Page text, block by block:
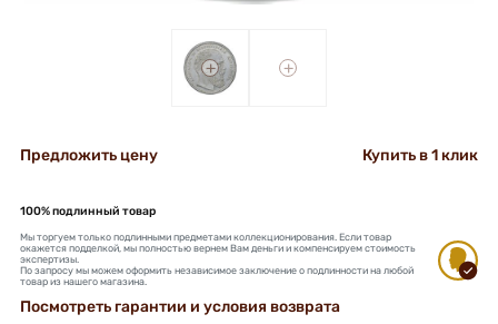
+ +
Предложить цену Купить в 1 клик
100% подлинный товар
Мы торгуем только подлинными предметами коллекционирования. Если товар
окажется подделкой, мы полностью вернем Вам деньги и компенсируем стоимость
экспертизы.
По запросу мы можем оформить независимое заключение о подлинности на любой
товар из нашего магазина.
Посмотреть гарантии и условия возврата